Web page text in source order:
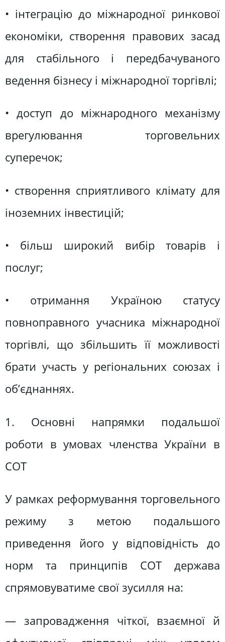
• інтеграцію до міжнародної ринкової
економіки, створення правових засад
для стабільного і передбачуваного
ведення бізнесу і міжнародної торгівлі;
• доступ до міжнародного механізму
врегулювання торговельних
суперечок;
• створення сприятливого клімату для
іноземних інвестицій;
• більш широкий вибір товарів і
послуг;
• отримання Україною статусу
повноправного учасника міжнародної
торгівлі, що збільшить її можливості
брати участь у регіональних союзах і
об’єднаннях.
1. Основні напрямки подальшої
роботи в умовах членства України в
СОТ
У рамках реформування торговельного
режиму з метою подальшого
приведення його у відповідність до
норм та принципів СОТ держава
спрямовуватиме свої зусилля на:
— запровадження чіткої, взаємної й